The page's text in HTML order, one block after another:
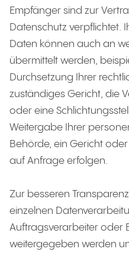
Empfänger sind zur
Datenschutz verpflichtet.
Daten können auch an
übermittelt werden,
Durchsetzung Ihrer
zuständiges Gericht, die
oder eine
Weitergabe Ihrer
Behörde, ein Gericht
auf Anfrage erfolgen.
Zur besseren
einzelnen
Auftragsverarbeiter oder
weitergegeben werden